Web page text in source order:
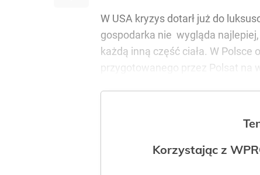
W USA kryzys dotarł już do
gospodarka nie wygląda
każdą inną część ciała. W
przygotowanego przez Polsat na
Korzystając z